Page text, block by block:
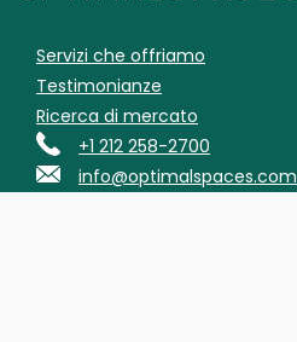
Servizi che offriamo
Testimonianze
Ricerca di mercato
+1 212 258-2700
info@optimalspaces.com